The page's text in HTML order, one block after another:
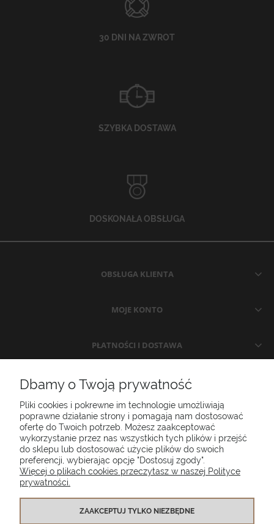
30 DNI NA ZWROT
SZYBKA DOSTAWA
DOSKONAŁA OBSŁUGA
OBSŁUGA KLIENTA
MOJE KONTO
PŁATNOŚCI I DOSTAWA
INFORMACJE
O NAS
Poduszki ogrodowe Setgarden.com | Lubelska 1A, 10-409 Olsztyn |
NIP: 7391986025
(+48) 885 281 885 biuro@setgarden.com
Dbamy o Twoją prywatność
Pliki cookies i pokrewne im technologie umożliwiają
poprawne działanie strony i pomagają nam dostosować
ofertę do Twoich potrzeb. Możesz zaakceptować
wykorzystanie przez nas wszystkich tych plików i przejść
do sklepu lub dostosować użycie plików do swoich
preferencji, wybierając opcję "Dostosuj zgody".
Więcej o plikach cookies przeczytasz w naszej Polityce
prywatności.
ZAAKCEPTUJ TYLKO NIEZBĘDNE